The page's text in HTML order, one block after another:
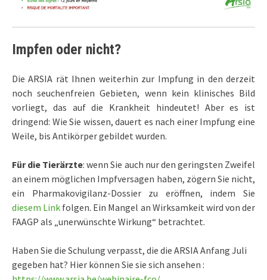
Impfen oder nicht?
Die ARSIA rät Ihnen weiterhin zur Impfung in den derzeit
noch seuchenfreien Gebieten, wenn kein klinisches Bild
vorliegt, das auf die Krankheit hindeutet! Aber es ist
dringend: Wie Sie wissen, dauert es nach einer Impfung eine
Weile, bis Antikörper gebildet wurden.
Für die Tierärzte: wenn Sie auch nur den geringsten Zweifel
an einem möglichen Impfversagen haben, zögern Sie nicht,
ein Pharmakovigilanz-Dossier zu eröffnen, indem Sie
diesem Link folgen. Ein Mangel an Wirksamkeit wird von der
FAAGP als „unerwünschte Wirkung“ betrachtet.
Haben Sie die Schulung verpasst, die die ARSIA Anfang Juli
gegeben hat? Hier können Sie sie sich ansehen :